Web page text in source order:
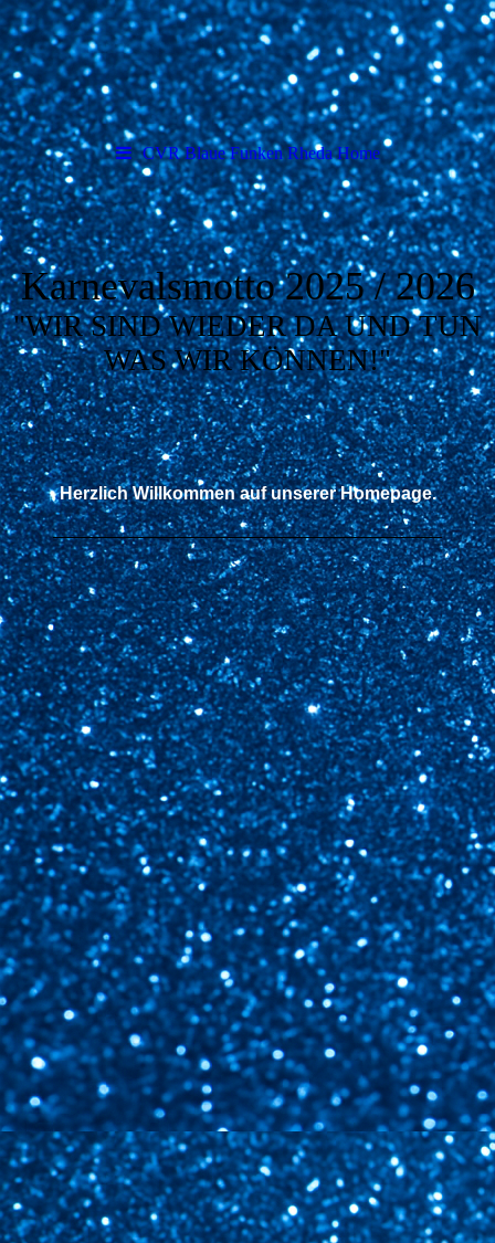
CVR Blaue Funken Rheda Home
Karnevalsmotto 2025 / 2026
"WIR SIND WIEDER DA UND TUN
WAS WIR KÖNNEN!"
Herzlich Willkommen auf unserer Homepage.